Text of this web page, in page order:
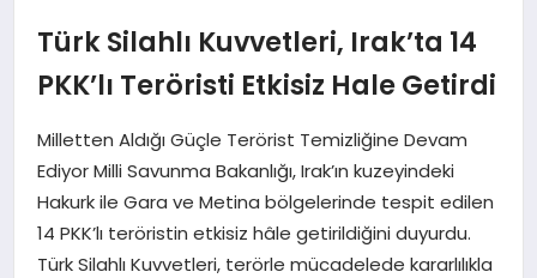
MAGAZIN
SAĞLIK
SIYASET
Türk Silahlı Kuvvetleri, Irak’ta 14
PKK’lı Teröristi Etkisiz Hale Getirdi
Milletten Aldığı Güçle Terörist Temizliğine Devam
Ediyor Milli Savunma Bakanlığı, Irak’ın kuzeyindeki
Hakurk ile Gara ve Metina bölgelerinde tespit edilen
14 PKK’lı teröristin etkisiz hâle getirildiğini duyurdu.
Türk Silahlı Kuvvetleri, terörle mücadelede kararlılıkla